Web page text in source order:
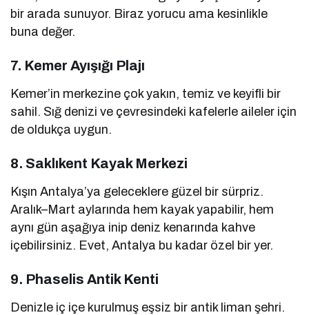
bir arada sunuyor. Biraz yorucu ama kesinlikle
buna değer.
7. Kemer Ayışığı Plajı
Kemer’in merkezine çok yakın, temiz ve keyifli bir
sahil. Sığ denizi ve çevresindeki kafelerle aileler için
de oldukça uygun.
8. Saklıkent Kayak Merkezi
Kışın Antalya’ya geleceklere güzel bir sürpriz.
Aralık–Mart aylarında hem kayak yapabilir, hem
aynı gün aşağıya inip deniz kenarında kahve
içebilirsiniz. Evet, Antalya bu kadar özel bir yer.
9. Phaselis Antik Kenti
Denizle iç içe kurulmuş eşsiz bir antik liman şehri.